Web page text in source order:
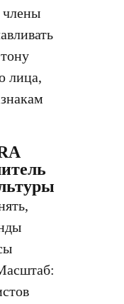
члены
лица,